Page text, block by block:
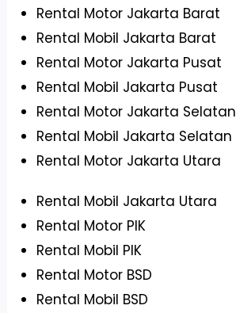
Rental Motor Jakarta Barat
Rental Mobil Jakarta Barat
Rental Motor Jakarta Pusat
Rental Mobil Jakarta Pusat
Rental Motor Jakarta Selatan
Rental Mobil Jakarta Selatan
Rental Motor Jakarta Utara
Rental Mobil Jakarta Utara
Rental Motor PIK
Rental Mobil PIK
Rental Motor BSD
Rental Mobil BSD